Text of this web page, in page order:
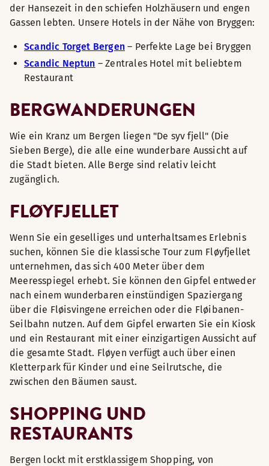
der Hansezeit in den schiefen Holzhäusern und engen
Gassen lebten. Unsere Hotels in der Nähe von Bryggen:
Scandic Torget Bergen – Perfekte Lage bei Bryggen
Scandic Neptun – Zentrales Hotel mit beliebtem
Restaurant
BERGWANDERUNGEN
Wie ein Kranz um Bergen liegen "De syv fjell" (Die
Sieben Berge), die alle eine wunderbare Aussicht auf
die Stadt bieten. Alle Berge sind relativ leicht
zugänglich.
FLØYFJELLET
Wenn Sie ein geselliges und unterhaltsames Erlebnis
suchen, können Sie die klassische Tour zum Fløyfjellet
unternehmen, das sich 400 Meter über dem
Meeresspiegel erhebt. Sie können den Gipfel entweder
nach einem wunderbaren einstündigen Spaziergang
über die Fløisvingene erreichen oder die Fløibanen-
Seilbahn nutzen. Auf dem Gipfel erwarten Sie ein Kiosk
und ein Restaurant mit einer einzigartigen Aussicht auf
die gesamte Stadt. Fløyen verfügt auch über einen
Kletterpark für Kinder und eine Seilrutsche, die
zwischen den Bäumen saust.
SHOPPING UND
RESTAURANTS
Bergen lockt mit erstklassigem Shopping, von